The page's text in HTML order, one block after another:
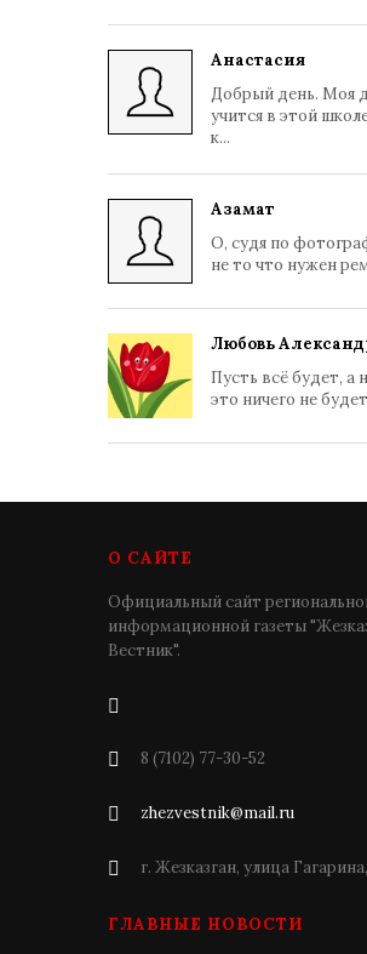
Анастасия
Добрый день. Моя
учится в этой
к...
Азамат
О, судя по
не то что нужен
Любовь
Пусть всё будет, а
это ничего не
О САЙТЕ
Официальный сайт
информационной газеты
Вестник".
8 (7102) 77-30-52
zhezvestnik@mail.ru
г. Жезказган, улица
ГЛАВНЫЕ НОВОСТИ